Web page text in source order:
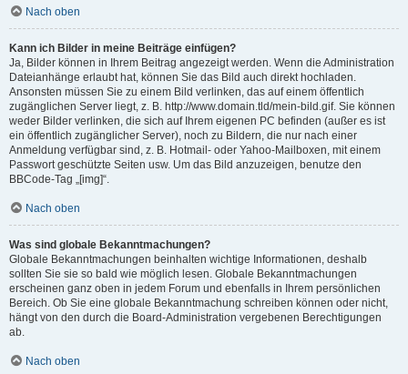
Nach oben
Kann ich Bilder in meine Beiträge einfügen?
Ja, Bilder können in Ihrem Beitrag angezeigt werden. Wenn die Administration
Dateianhänge erlaubt hat, können Sie das Bild auch direkt hochladen.
Ansonsten müssen Sie zu einem Bild verlinken, das auf einem öffentlich
zugänglichen Server liegt, z. B. http://www.domain.tld/mein-bild.gif. Sie können
weder Bilder verlinken, die sich auf Ihrem eigenen PC befinden (außer es ist
ein öffentlich zugänglicher Server), noch zu Bildern, die nur nach einer
Anmeldung verfügbar sind, z. B. Hotmail- oder Yahoo-Mailboxen, mit einem
Passwort geschützte Seiten usw. Um das Bild anzuzeigen, benutze den
BBCode-Tag „[img]“.
Nach oben
Was sind globale Bekanntmachungen?
Globale Bekanntmachungen beinhalten wichtige Informationen, deshalb
sollten Sie sie so bald wie möglich lesen. Globale Bekanntmachungen
erscheinen ganz oben in jedem Forum und ebenfalls in Ihrem persönlichen
Bereich. Ob Sie eine globale Bekanntmachung schreiben können oder nicht,
hängt von den durch die Board-Administration vergebenen Berechtigungen
ab.
Nach oben